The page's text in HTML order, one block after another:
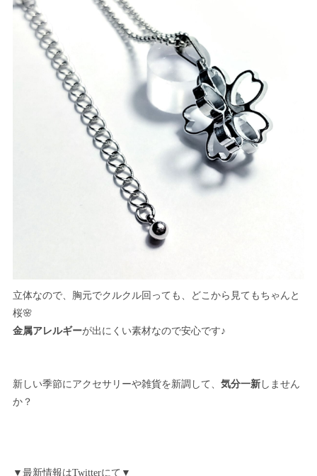
立体なので、胸元でクルクル回っても、どこから見てもちゃんと
桜🌸
金属アレルギーが出にくい素材なので安心です♪
新しい季節にアクセサリーや雑貨を新調して、 気分一新 しません
か？
▼最新情報はTwitterにて▼